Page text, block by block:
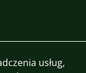
usług,